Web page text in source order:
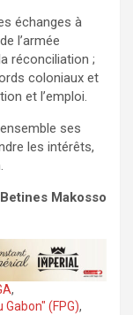
échanges à
l’armée
réconciliation ;
coloniaux et
et l’emploi.
ses
les intérêts,
Betines Makosso
,
(FPG),